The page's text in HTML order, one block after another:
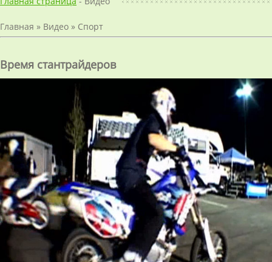
Главная » Видео » Спорт
Время стантрайдеров